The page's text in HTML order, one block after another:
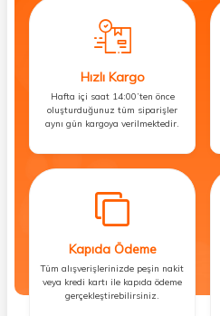
Hızlı Kargo
Hafta içi saat 14:00’ten önce
oluşturduğunuz tüm siparişler
aynı gün kargoya verilmektedir.
Kapıda Ödeme
Tüm alışverişlerinizde peşin nakit
veya kredi kartı ile kapıda ödeme
gerçekleştirebilirsiniz.